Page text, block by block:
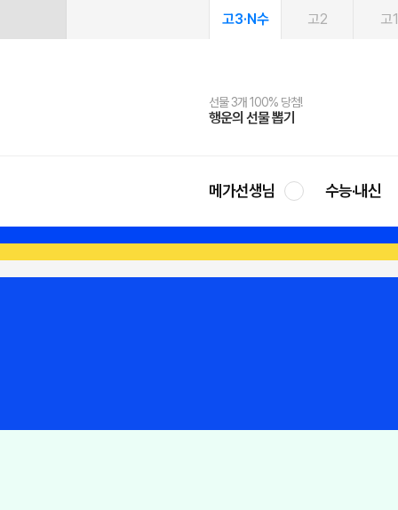
고3·N수 고2 고1
선물 3개 100% 당첨!
행운의 선물 뽑기
선물 100% 증정!
메가스터디 X 올리브
여름방학 스터디 캐시백
메가런 썸머스쿨
2027 러셀 단과
강사 공개선발
스마트러닝앱
설문 EVENT
메가패스
3일 무료 체험권
메가패스 수강생 무료혜택!
메가클럽 멤버십
사회공헌 캠페인
희망이룸 메가나눔
메가선생님 수능·내신